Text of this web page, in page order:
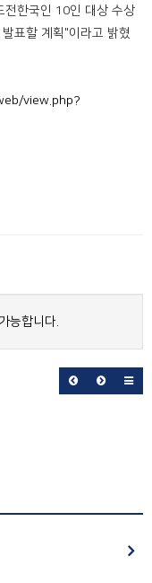
전한국인 10인 대상 수상
표할 계획"이라고 밝혔
view.php?
능합니다.